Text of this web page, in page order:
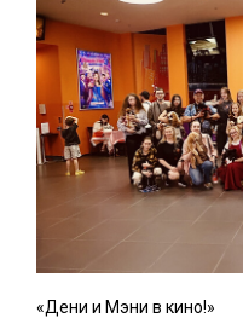
«Дени и Мэни в кино!»